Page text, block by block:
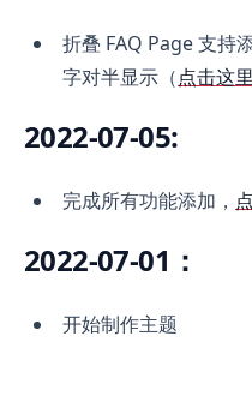
折叠 FAQ Page 支持
字对半显示（点击这
2022-07-05:
完成所有功能添加，
2022-07-01：
开始制作主题